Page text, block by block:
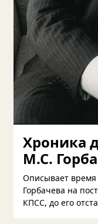
Хроника
М.С.
Описывает
Горбачева на
КПСС, до его